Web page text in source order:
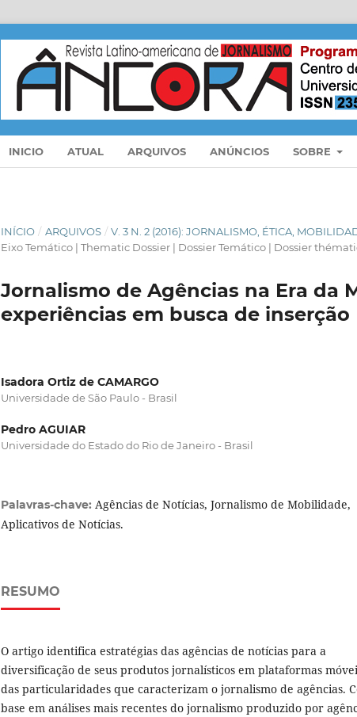
INICIO ATUAL ARQUIVOS ANÚNCIOS SOBRE
INÍCIO / ARQUIVOS / V. 3 N. 2 (2016): JORNALISMO, ÉTICA,
Eixo Temático | Thematic Dossier | Dossier Temático | Dossier
Jornalismo de Agências na Era da
experiências em busca de inserção
Isadora Ortiz de CAMARGO
Universidade de São Paulo - Brasil
Pedro AGUIAR
Universidade do Estado do Rio de Janeiro - Brasil
Palavras-chave: Agências de Notícias, Jornalismo de Mobilidade,
Aplicativos de Notícias.
RESUMO
O artigo identifica estratégias das agências de notícias para a
diversificação de seus produtos jornalísticos em plataformas
das particularidades que caracterizam o jornalismo de agências.
base em análises mais recentes do jornalismo produzido por